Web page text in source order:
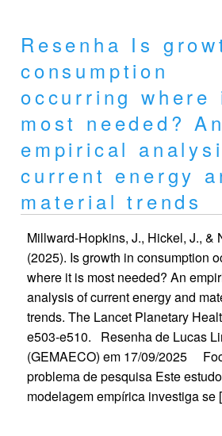
Resenha Is
consumption
occurring where
most needed? An
empirical
current energy
material trends
Millward-Hopkins, J., Hickel, J., &
(2025). Is growth in consumption
where it is most needed? An
analysis of current energy and
trends. The Lancet Planetary
e503-e510. Resenha de Lucas
(GEMAECO) em 17/09/2025
problema de pesquisa Este
modelagem empírica investiga